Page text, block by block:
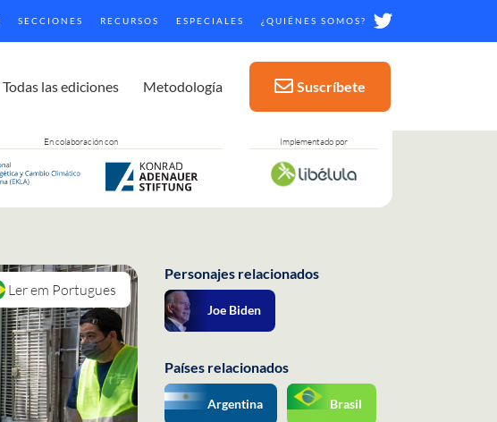
SECCIONES RECURSOS ESPECIALES ¿QUIÉNES SOMOS?
Todas las ediciones Metodología Suscríbete
En colaboración con Implementado por
Ler em Portugues
Personajes relacionados
Joe Biden
Países relacionados
Argentina Brasil